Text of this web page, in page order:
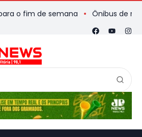
de semana Ônibus de romeiros